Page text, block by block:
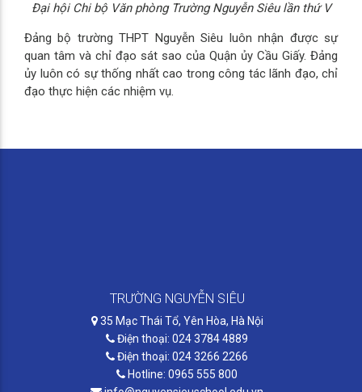
Đại hội Chi bộ Văn phòng Trường Nguyễn Siêu lần thứ V
Đảng bộ trường THPT Nguyễn Siêu luôn nhận được sự
quan tâm và chỉ đạo sát sao của Quận ủy Cầu Giấy. Đảng
ủy luôn có sự thống nhất cao trong công tác lãnh đạo, chỉ
đạo thực hiện các nhiệm vụ.
TRƯỜNG NGUYỄN SIÊU
35 Mạc Thái Tổ, Yên Hòa, Hà Nội
Điện thoại: 024 3784 4889
Điện thoại: 024 3266 2266
Hotline: 0965 555 800